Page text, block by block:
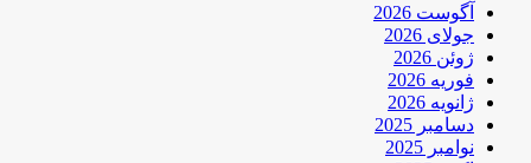
آگوست 2026
جولای 2026
ژوئن 2026
فوریه 2026
ژانویه 2026
دسامبر 2025
نوامبر 2025